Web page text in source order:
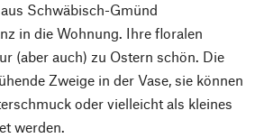
Schwäbisch-Gmünd
in die Wohnung. Ihre floralen
(aber auch) zu Ostern schön. Die
Zweige in der Vase, sie können
oder vielleicht als kleines
werden.